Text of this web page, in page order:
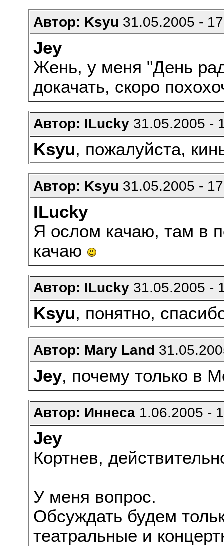
Автор: Ksyu 31.05.2005 -
Jey
Жень, у меня "День
докачать, скоро
Автор: ILucky31.05.2005 -
Ksyu, пожалуйста,
Автор: Ksyu 31.05.2005 -
ILucky
Я ослом качаю, там в
качаю
Автор: ILucky31.05.2005 -
Ksyu, понятно,
Автор: Mary Land
Jey, почему только в
Автор: Иннеса1.06.2005 -
Jey
Кортнев,
У меня вопрос.
Обсуждать будем
театральные и